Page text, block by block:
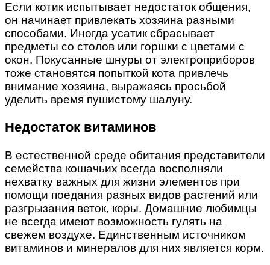
Если котик испытывает недостаток общения,
он начинает привлекать хозяина разными
способами. Иногда усатик сбрасывает
предметы со столов или горшки с цветами с
окон. Покусанные шнуры от электроприборов
тоже становятся попыткой кота привлечь
внимание хозяина, выражаясь просьбой
уделить время пушистому шалуну.
Недостаток витаминов
В естественной среде обитания представители
семейства кошачьих всегда восполняли
нехватку важных для жизни элементов при
помощи поедания разных видов растений или
разгрызания веток, коры. Домашние любимцы
не всегда имеют возможность гулять на
свежем воздухе. Единственным источником
витаминов и минералов для них является корм.